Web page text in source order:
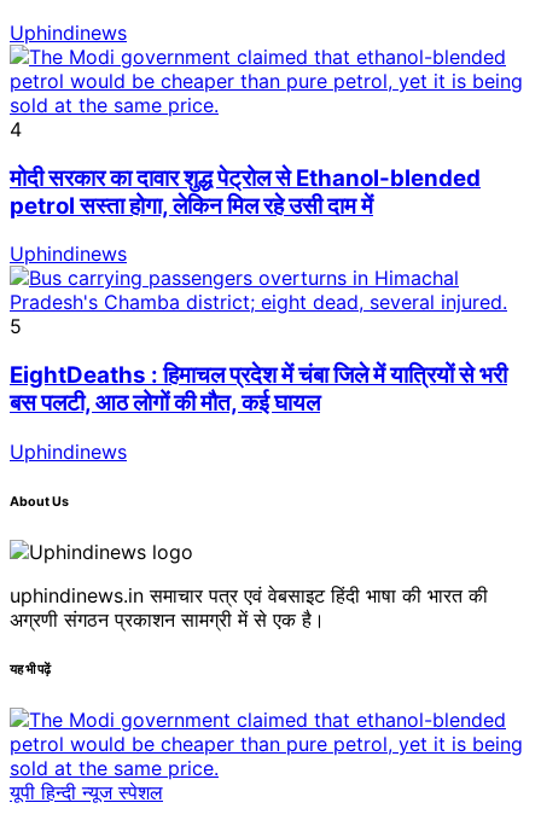
Uphindinews
4
मोदी सरकार का दावार शुद्ध पेट्रोल से Ethanol-blended
petrol सस्ता होगा, लेकिन मिल रहे उसी दाम में
Uphindinews
5
EightDeaths : हिमाचल प्रदेश में चंबा जिले में यात्रियों से भरी
बस पलटी, आठ लोगों की मौत, कई घायल
Uphindinews
About Us
uphindinews.in समाचार पत्र एवं वेबसाइट हिंदी भाषा की भारत की
अग्रणी संगठन प्रकाशन सामग्री में से एक है।
यह भी पढ़ें
यूपी हिन्दी न्यूज स्पेशल